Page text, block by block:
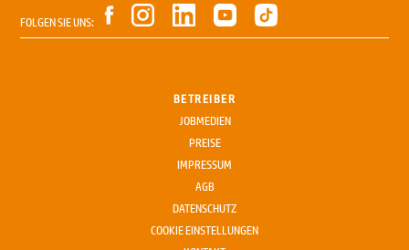
FOLGEN SIE UNS:
BETREIBER
JOBMEDIEN
PREISE
IMPRESSUM
AGB
DATENSCHUTZ
COOKIE EINSTELLUNGEN